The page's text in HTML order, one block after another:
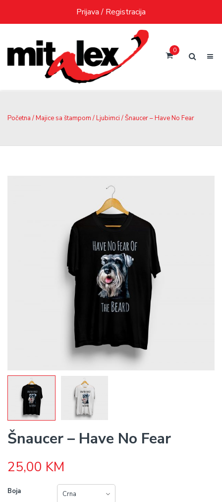
content
Prijava / Registracija
0
Početna /Majice sa štampom /Ljubimci / Šnaucer – Have No Fear
Šnaucer – Have No Fear
25,00 KM
Boja